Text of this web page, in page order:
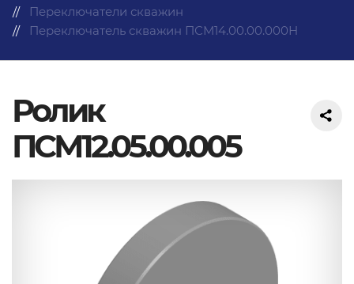
Переключатели скважин
Переключатель скважин ПСМ14.00.00.000Н
Ролик
ПСМ12.05.00.005